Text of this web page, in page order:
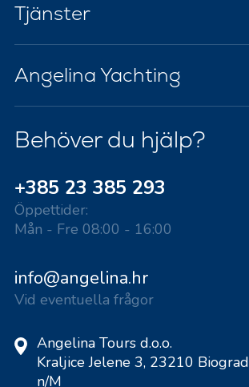
Tjänster
Angelina Yachting
Behöver du hjälp?
+385 23 385 293
Öppettider:
Mån - Fre 08:00 - 16:00
info@angelina.hr
Vid eventuella frågor
Angelina Tours d.o.o.
Kraljice Jelene 3, 23210 Biograd
n/M